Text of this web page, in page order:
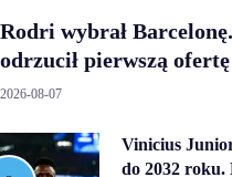
Rodri wybrał
odrzucił pierwszą ofertę
2026-08-07
Vinicius
do 2032 roku.